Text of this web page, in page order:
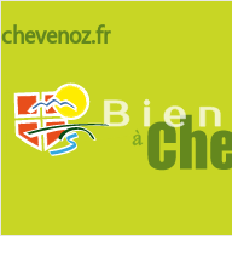
au
principal
lien
chevenoz
chevenoz.fr